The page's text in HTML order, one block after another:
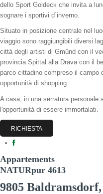
dello Sport Goldeck che invita a
sognare i sportivi d`inverno.
Situato in posizione centrale nel
viaggio sono raggiungibili diversi
città degli artisti di Gmünd con il
provincia Spittal alla Drava con il
parco cittadino compreso il campo
opportunità di shopping.
A casa, in una serratura personale
l'opportunità di essere immortalati.
RICHIESTA
Appartements
NATURpur 4613
9805